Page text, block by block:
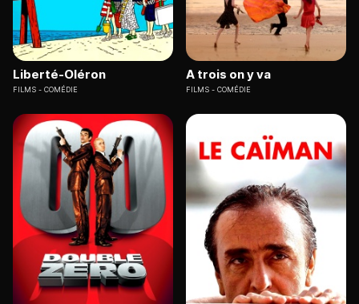
Liberté-Oléron
FILMS COMÉDIE
A trois on y va
FILMS COMÉDIE